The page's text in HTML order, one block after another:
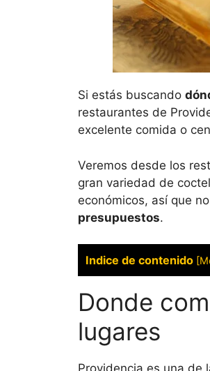
Si estás buscando
restaurantes de
excelente comida o
Veremos desde los
gran variedad de
económicos, así que
presupuestos.
Indice de contenido [
Donde
lugares